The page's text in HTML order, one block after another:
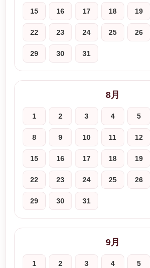
15 16 17 18 19
22 23 24 25 26
29 30 31
8月
1 2 3 4 5
8 9 10 11 12
15 16 17 18 19
22 23 24 25 26
29 30 31
9月
1 2 3 4 5